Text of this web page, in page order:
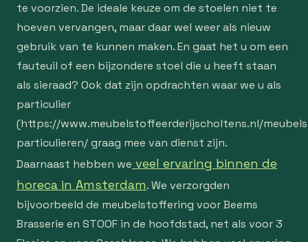
te voorzien. De ideale keuze om de stoelen niet te
hoeven vervangen, maar daar wel weer als nieuw
gebruik van te kunnen maken. En gaat het u om een
fauteuil of een bijzondere stoel die u heeft staan
als sieraad? Ook dat zijn opdrachten waar we u als
particulier
(https://www.meubelstoffeerderijscholtens.nl/
particulieren/ graag mee van dienst zijn.
Daarnaast hebben we veel ervaring binnen de
horeca in Amsterdam. We verzorgden
bijvoorbeeld de meubelstoffering voor Beems
Brasserie en STOOF in de hoofdstad, net als voor 3